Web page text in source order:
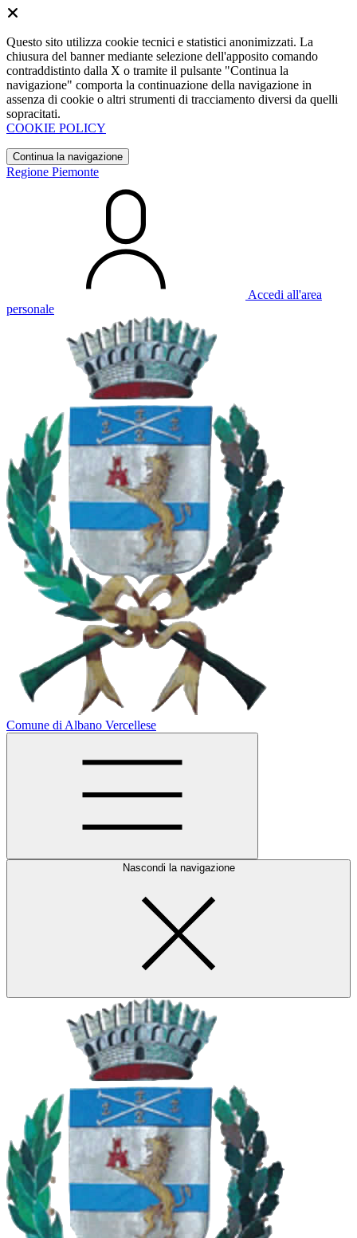
Questo sito utilizza cookie tecnici e statistici anonimizzati. La
chiusura del banner mediante selezione dell'apposito comando
contraddistinto dalla X o tramite il pulsante "Continua la
navigazione" comporta la continuazione della navigazione in
assenza di cookie o altri strumenti di tracciamento diversi da quelli
sopracitati.
COOKIE POLICY
Continua la navigazione
Regione Piemonte
Accedi all'area
personale
Comune di Albano Vercellese
Nascondi la navigazione